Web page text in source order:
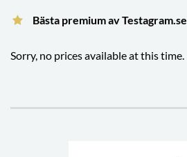
Bästa premium av Testagram.se
Sorry, no prices available at this time.